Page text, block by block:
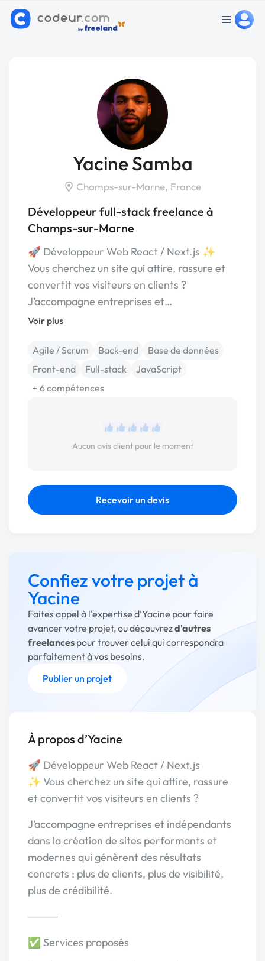
Yacine Samba
Champs-sur-Marne, France
Développeur full-stack freelance à
Champs-sur-Marne
🚀 Développeur Web React / Next.js ✨
Vous cherchez un site qui attire, rassure et
convertit vos visiteurs en clients ?
J’accompagne entreprises et…
Voir plus
Agile / Scrum Back-end
Base de données
Front-end
Full-stack
JavaScript
+ 6 compétences
Aucun avis client pour le moment
Recevoir un devis
Confiez votre projet à
Yacine
Faites appel à l'expertise d’Yacine pour faire
avancer votre projet, ou découvrezd'autres
freelances pour trouver celui qui correspondra
parfaitement à vos besoins.
Publier un projet
À propos d’Yacine
🚀 Développeur Web React / Next.js
✨ Vous cherchez un site qui attire, rassure
et convertit vos visiteurs en clients ?
J’accompagne entreprises et indépendants
dans la création de sites performants et
modernes qui génèrent des résultats
concrets : plus de clients, plus de visibilité,
plus de crédibilité.
⸻
✅ Services proposés